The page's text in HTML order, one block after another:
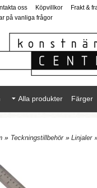
oss Köpvillkor Frakt &
på vanliga frågor
Alla produkter Färger
» Teckningstillbehör » Linjaler